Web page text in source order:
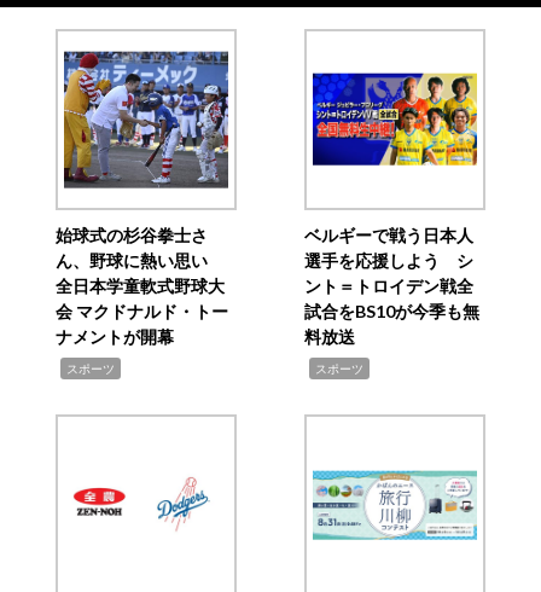
始球式の杉谷拳士さ
ん、野球に熱い思い
全日本学童軟式野球大
会 マクドナルド・トー
ナメントが開幕
スポーツ
ベルギーで戦う日本人
選手を応援しよう シ
ント＝トロイデン戦全
試合をBS10が今季も無
料放送
スポーツ